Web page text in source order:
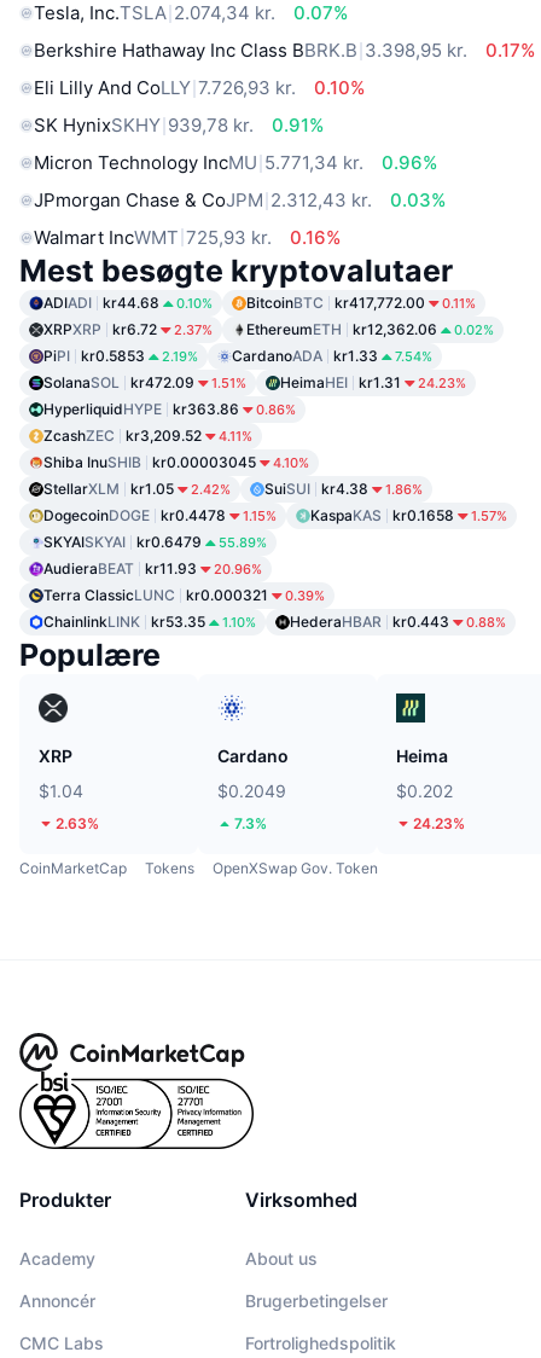
Tesla, Inc.TSLA 2.074,34 kr.
0.07%
Berkshire Hathaway Inc Class BBRK.B 3.398,95 kr.
0.17%
Eli Lilly And CoLLY 7.726,93 kr.
0.10%
SK HynixSKHY 939,78 kr.
0.91%
Micron Technology IncMU 5.771,34 kr.
0.96%
JPmorgan Chase & CoJPM 2.312,43 kr.
0.03%
Walmart IncWMT 725,93 kr. 0.16%
Mest besøgte kryptovalutaer
ADIADI kr44.68 0.10% BitcoinBTC kr417,772.00 0.11%
XRPXRP kr6.72 2.37% EthereumETH kr12,362.06 0.02%
PiPI kr0.5853 2.19% CardanoADA kr1.33 7.54%
SolanaSOL kr472.09 1.51% HeimaHEI kr1.31 24.23%
HyperliquidHYPE kr363.86 0.86%
ZcashZEC kr3,209.52 4.11%
Shiba InuSHIB kr0.00003045 4.10%
StellarXLM kr1.05 2.42% SuiSUI kr4.38 1.86%
DogecoinDOGE kr0.4478 1.15% KaspaKAS kr0.1658 1.57%
SKYAISKYAI kr0.6479 55.89%
AudieraBEAT kr11.93 20.96%
Terra ClassicLUNC kr0.000321 0.39%
ChainlinkLINK kr53.35 1.10% HederaHBAR kr0.443 0.88%
Populære
XRP
$1.04
2.63%
Cardano
$0.2049
7.3%
Heima
$0.202
24.23%
CoinMarketCap Tokens OpenXSwap Gov. Token
Produkter
Academy
Annoncér
CMC Labs
Virksomhed
About us
Brugerbetingelser
Fortrolighedspolitik